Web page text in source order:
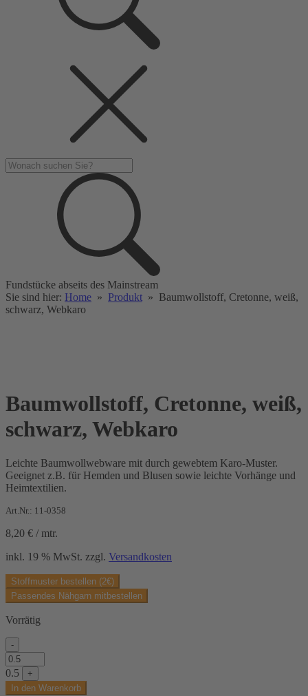
Fundstücke abseits des Mainstream
Sie sind hier: Home » Produkt » Baumwollstoff, Cretonne, weiß,
schwarz, Webkaro
Baumwollstoff, Cretonne, weiß,
schwarz, Webkaro
Leichte Baumwollwebware mit durch gewebtem Karo-Muster.
Geeignet z.B. für Hemden und Blusen sowie leichte Vorhänge und
Heimtextilien.
Art.Nr.: 11-0358
8,20 € / mtr.
inkl. 19 % MwSt. zzgl. Versandkosten
Stoffmuster bestellen (2€)
Passendes Nähgarn mitbestellen
Vorrätig
-
Baumwollstoff,
Cretonne,
weiß,
0.5
+
In den Warenkorb